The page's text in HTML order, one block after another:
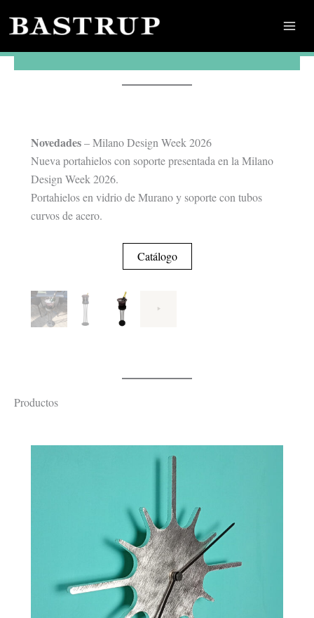
Novedades– Milano Design Week 2026
Nueva portahielos con soporte presentada en la Milano
Design Week 2026.
Portahielos en vidrio de Murano y soporte con tubos
curvos de acero.
Catálogo
Productos